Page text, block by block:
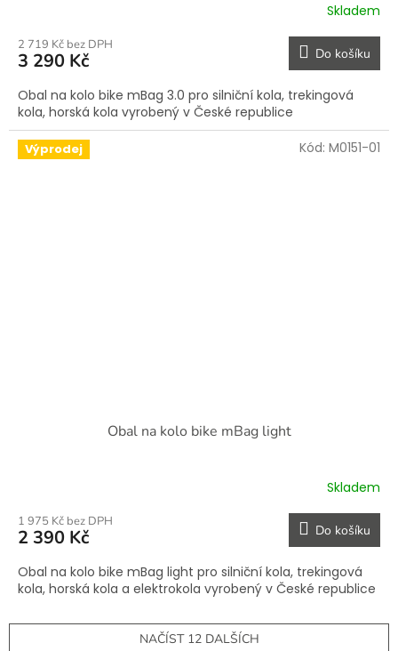
Skladem
2 719 Kč bez DPH
3 290 Kč Do košíku
Obal na kolo bike mBag 3.0 pro silniční kola, trekingová
kola, horská kola vyrobený v České republice
Výprodej
Obal na kolo bike mBag light
Skladem
1 975 Kč bez DPH
2 390 Kč Do košíku
Obal na kolo bike mBag light pro silniční kola, trekingová
kola, horská kola a elektrokola vyrobený v České republice
Kód: M0151-01
NAČÍST 12 DALŠÍCH